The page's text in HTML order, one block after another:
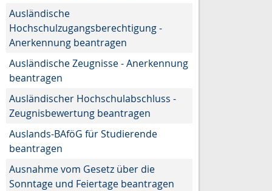
Ausländische
Hochschulzugangsberechtigung -
Anerkennung beantragen
Ausländische Zeugnisse - Anerkennung
beantragen
Ausländischer Hochschulabschluss -
Zeugnisbewertung beantragen
Auslands-BAföG für Studierende
beantragen
Ausnahme vom Gesetz über die
Sonntage und Feiertage beantragen